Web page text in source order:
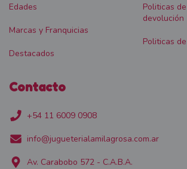
Edades
Marcas y Franquicias
Destacados
Politicas
devolución
Politicas
Contacto
+54 11 6009 0908
info@jugueterialamilagrosa.com.ar
Av. Carabobo 572 - C.A.B.A.